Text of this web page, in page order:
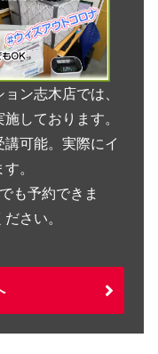
ン志木店では、
しております。
可能。実際にイ
。
も予約できま
さい。